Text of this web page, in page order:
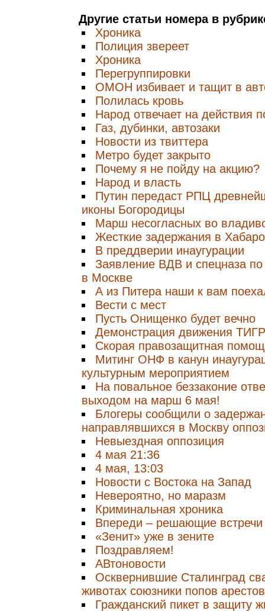
Другие статьи номера в
Хроника
Полиция звереет
Хроника
Перегруппировки
ОМОН избивает и тащит в
Полилась кровь
Народ отвечает на действия
Газ, дубинки, автозаки
Новости из твиттера
Метро будет закрыто
Почему я не пойду на акцию?
Народ и власть
Путин передаст РПЦ
иконы Богородицы
Марш несогласных во
Жесткие задержания в
В преддверии инаугурации
Заявление ВДВ и спецназа
в Москве
А из Питера наши к вам
Вести с мест
Пусть Онищенко будет вечно
Демонстрация движения ТИГР
Скорая правозащитная
Митинг ОНФ в канун
культурным мероприятием
На повальное беззаконие
выходом на марш 6 мая!
Блогеры сообщили о
направлявшихся в Москву
Невыездная оппозиция
4 мая 21:36
4 мая, 13:03
Новости с Воcтока на Запад
Невероятно, но маразм
Криминальная хроника
Впереди – решающие встречи
«Зенит» уже в зените
Поздравляем!
АВтоновости
Осквернившие Сталинград
животах союзники попов
Гражданский пикет в защиту